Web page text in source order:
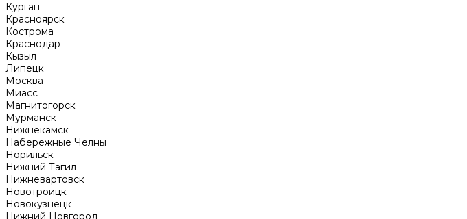
Курган
Красноярск
Кострома
Краснодар
Кызыл
Липецк
Москва
Миасс
Магнитогорск
Мурманск
Нижнекамск
Набережные Челны
Норильск
Нижний Тагил
Нижневартовск
Новотроицк
Новокузнецк
Нижний Новгород